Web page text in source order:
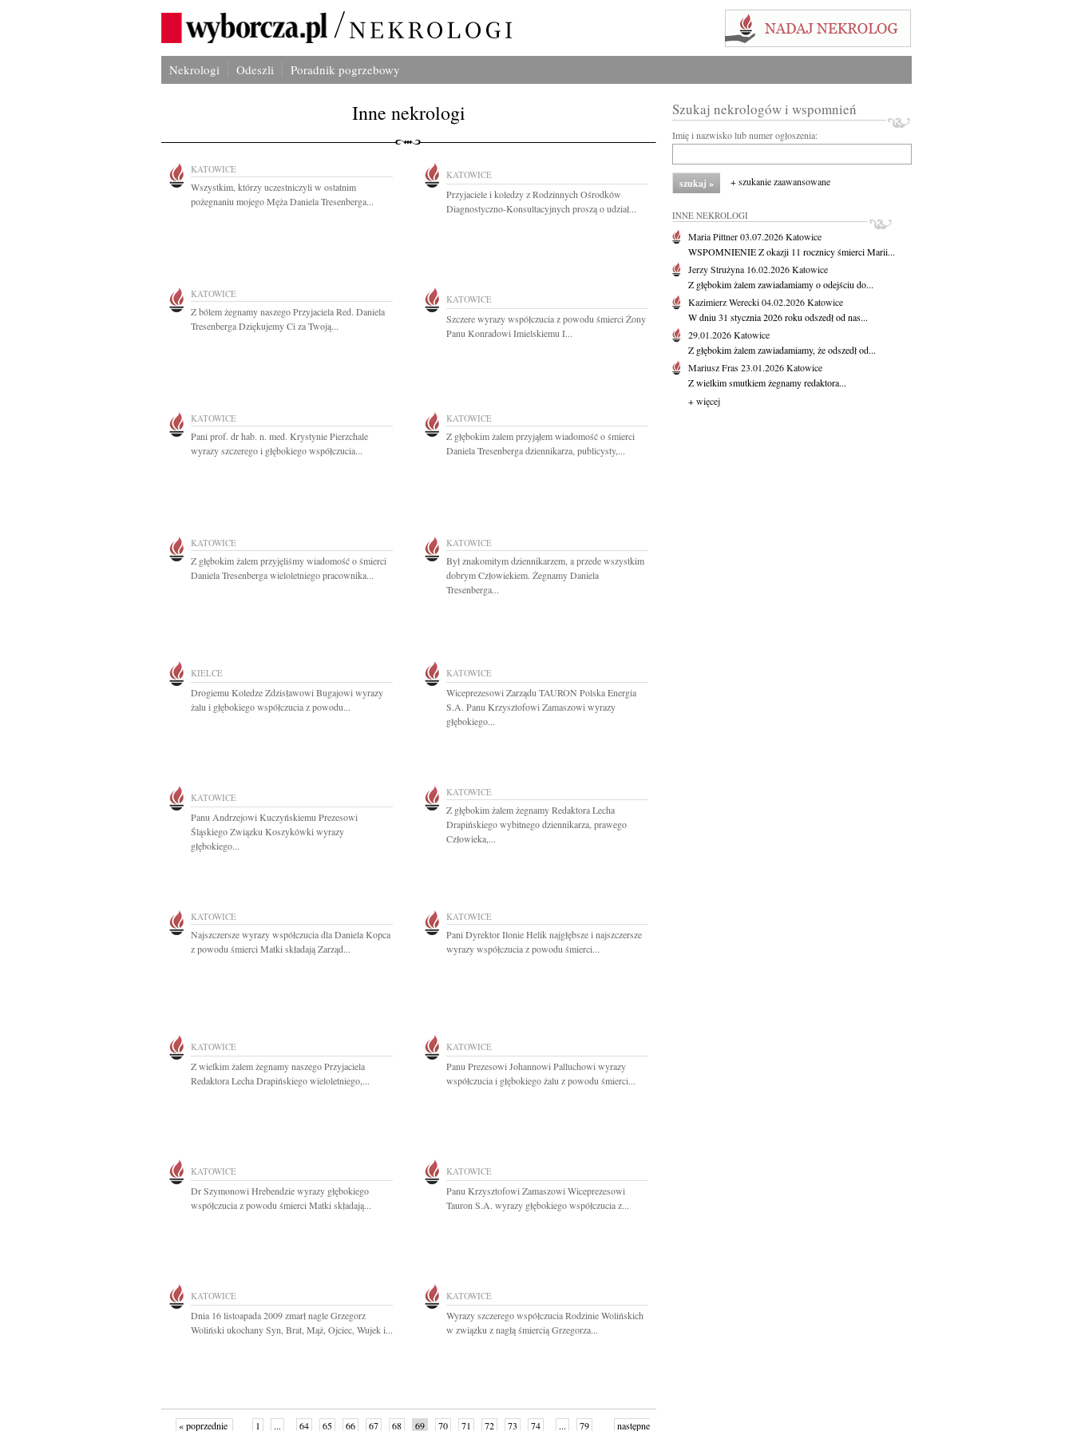
Nekrologi Odeszli Poradnik pogrzebowy
Inne nekrologi
KATOWICE
Wszystkim, którzy uczestniczyli w ostatnim
pożegnaniu mojego Męża Daniela Tresenberga...
KATOWICE
Przyjaciele i koledzy z Rodzinnych Ośrodków
Diagnostyczno-Konsultacyjnych proszą o udział...
KATOWICE
Z bólem żegnamy naszego Przyjaciela Red. Daniela
Tresenberga Dziękujemy Ci za Twoją...
KATOWICE
Szczere wyrazy współczucia z powodu śmierci Żony
Panu Konradowi Imielskiemu I...
KATOWICE
Pani prof. dr hab. n. med. Krystynie Pierzchale
wyrazy szczerego i głębokiego współczucia...
KATOWICE
Z głębokim żalem przyjąłem wiadomość o śmierci
Daniela Tresenberga dziennikarza, publicysty,...
KATOWICE
Z głębokim żalem przyjęliśmy wiadomość o śmierci
Daniela Tresenberga wieloletniego pracownika...
KATOWICE
Był znakomitym dziennikarzem, a przede wszystkim
dobrym Człowiekiem. Żegnamy Daniela
Tresenberga...
KIELCE
Drogiemu Koledze Zdzisławowi Bugajowi wyrazy
żalu i głębokiego współczucia z powodu...
KATOWICE
Wiceprezesowi Zarządu TAURON Polska Energia
S.A. Panu Krzysztofowi Zamaszowi wyrazy
głębokiego...
KATOWICE
Panu Andrzejowi Kuczyńskiemu Prezesowi
Śląskiego Związku Koszykówki wyrazy
głębokiego...
KATOWICE
Z głębokim żalem żegnamy Redaktora Lecha
Drapińskiego wybitnego dziennikarza, prawego
Człowieka,...
KATOWICE
Najszczersze wyrazy współczucia dla Daniela Kopca
z powodu śmierci Matki składają Zarząd...
KATOWICE
Pani Dyrektor Ilonie Helik najgłębsze i najszczersze
wyrazy współczucia z powodu śmierci...
KATOWICE
Z wielkim żalem żegnamy naszego Przyjaciela
Redaktora Lecha Drapińskiego wieloletniego,...
KATOWICE
Panu Prezesowi Johannowi Palluchowi wyrazy
współczucia i głębokiego żalu z powodu śmierci...
KATOWICE
Dr Szymonowi Hrebendzie wyrazy głębokiego
współczucia z powodu śmierci Matki składają...
KATOWICE
Panu Krzysztofowi Zamaszowi Wiceprezesowi
Tauron S.A. wyrazy głębokiego współczucia z...
KATOWICE
Dnia 16 listoapada 2009 zmarł nagle Grzegorz
Woliński ukochany Syn, Brat, Mąż, Ojciec, Wujek i...
KATOWICE
Wyrazy szczerego współczucia Rodzinie Wolińskich
w związku z nagłą śmiercią Grzegorza...
« poprzednie 1 ... 64 65 66 67 68 69 70 71 72 73 74 ... 79 następne
Szukaj nekrologów i wspomnień
Imię i nazwisko lub numer ogłoszenia:
+ szukanie zaawansowane
INNE NEKROLOGI
Maria Pittner03.07.2026Katowice
WSPOMNIENIE Z okazji 11 rocznicy śmierci Marii...
Jerzy Strużyna 16.02.2026Katowice
Z głębokim żalem zawiadamiamy o odejściu do...
Kazimierz Werecki04.02.2026Katowice
W dniu 31 stycznia 2026 roku odszedł od nas...
29.01.2026Katowice
Z głębokim żalem zawiadamiamy, że odszedł od...
Mariusz Fras23.01.2026Katowice
Z wielkim smutkiem żegnamy redaktora...
+ więcej